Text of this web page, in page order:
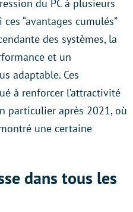
du PC à plusieurs
“avantages cumulés”
des systèmes, la
et un
adaptable. Ces
à renforcer l’attractivité
particulier après 2021, où
une certaine
dans tous les